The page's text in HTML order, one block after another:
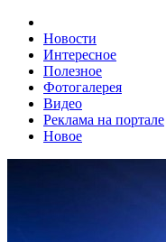
Новости
Интересное
Полезное
Фотогалерея
Видео
Реклама на портале
Новое